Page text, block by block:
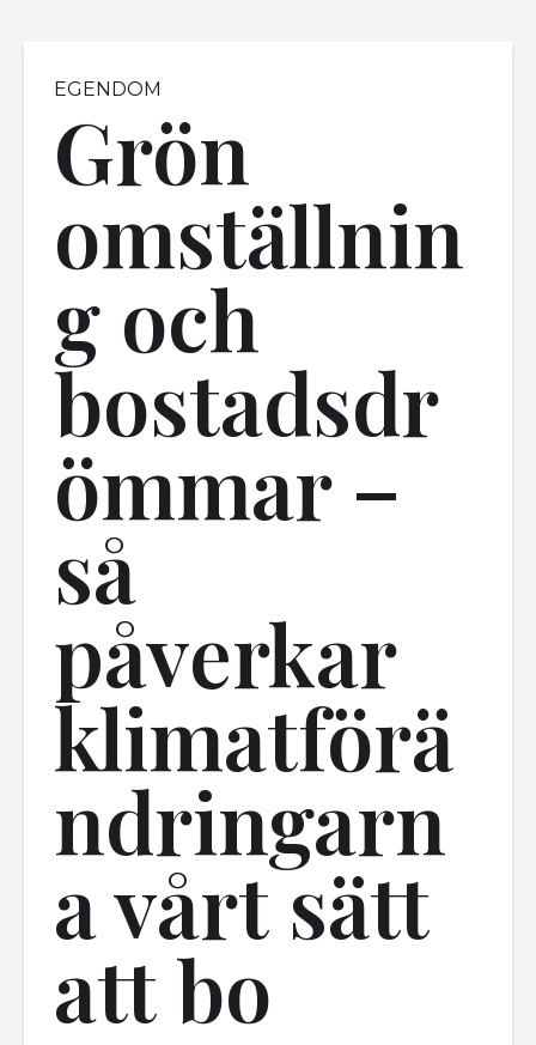
Grön
omställnin
g och
bostadsdr
ömmar –
så
påverkar
klimatförä
ndringarn
a vårt sätt
att bo
EGENDOM